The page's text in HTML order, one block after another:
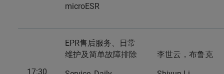
microESR
17:30
EPR售后服务、日常
维护及简单故障排除
李世云，布鲁克